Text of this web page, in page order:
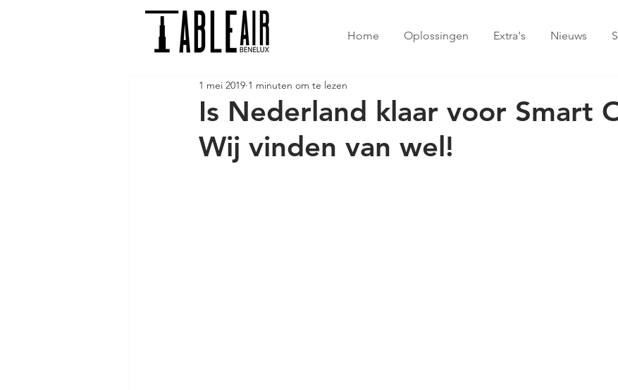
Home Oplossingen Extra's Nieuws
Is Nederland klaar voor Smart
Wij vinden van wel!
1 mei 2019 1 minuten om te lezen